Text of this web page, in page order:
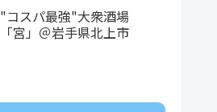
"コスパ最強"大衆酒場
「宮」＠岩手県北上市